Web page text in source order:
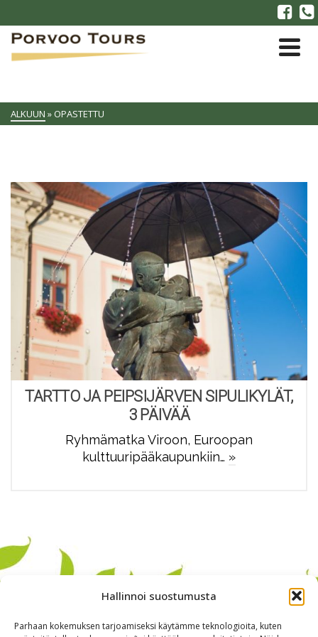
Hallinnoi suostumusta
Parhaan kokemuksen tarjoamiseksi käytämme teknologioita, kuten
ALKUUN » OPASTETTU
TARTTO JA PEIPSIJÄRVEN SIPULIKYLÄT,
3 PÄIVÄÄ
Ryhmämatka Viroon, Euroopan
kulttuuripääkaupunkiin… »